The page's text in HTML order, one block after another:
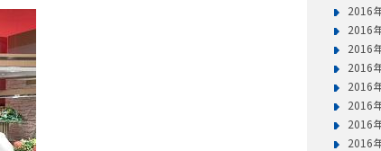
2016
2016
2016
2016
2016
2016
2016
2016